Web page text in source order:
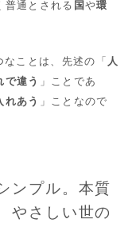
普通とされる 国や環
ことは、先述の「 人
で違う 」ことであ
あう 」ことなので
ンプル。本質
やさしい世の